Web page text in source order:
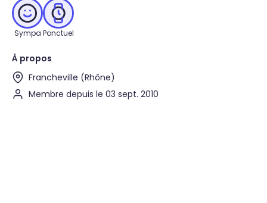
Sympa Ponctuel
À propos
Francheville (Rhône)
Membre depuis le 03 sept. 2010